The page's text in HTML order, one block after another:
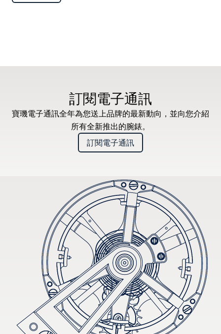
訂閱電子通訊
寶璣電子通訊全年為您送上品牌的最新動向，並向您介紹
所有全新推出的腕錶。
訂閱電子通訊